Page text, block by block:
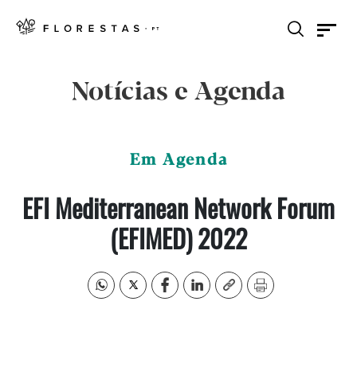
Notícias e Agenda
Em Agenda
EFI Mediterranean Network Forum
(EFIMED) 2022